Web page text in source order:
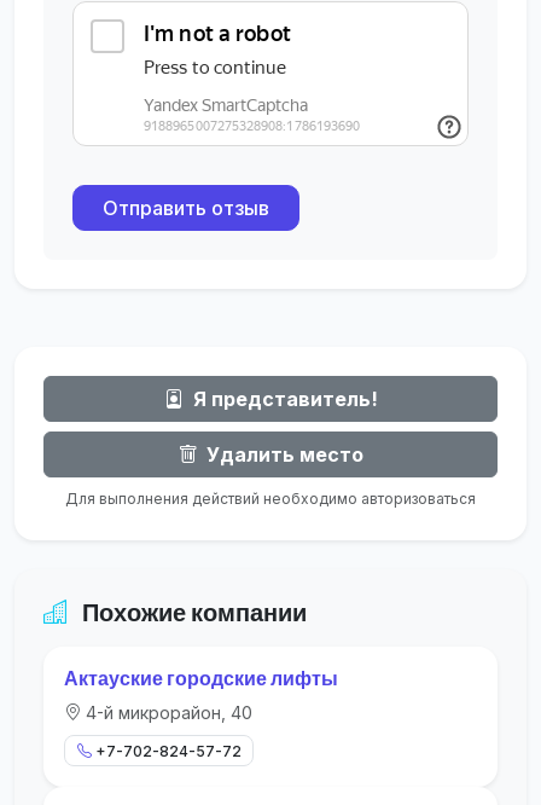
Отправить отзыв
Я представитель!
Удалить место
Для выполнения действий необходимо авторизоваться
Похожие компании
Актауские городские лифты
4-й микрорайон, 40
+7-702-824-57-72